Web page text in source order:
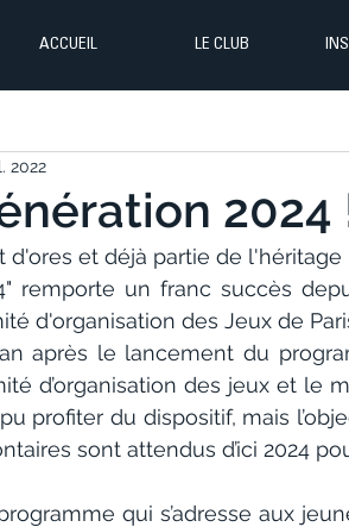
ACCUEIL LE CLUB
2024
2022
d'ores et déjà partie de
remporte un franc succès
d'organisation des Jeux de
après le lancement du
d’organisation des jeux et le
profiter du dispositif, mais
sont attendus d’ici 2024
qui s’adresse aux